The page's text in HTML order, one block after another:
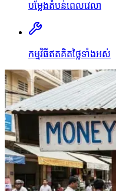
បម្លែងតំបន់ពេលវេលា
កម្មវិធីឥតគិតថ្លៃទាំងអស់